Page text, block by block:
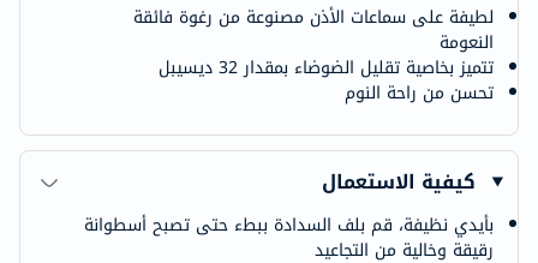
لطيفة على سماعات الأذن مصنوعة من رغوة فائقة
النعومة
تتميز بخاصية تقليل الضوضاء بمقدار 32 ديسيبل
تحسن من راحة النوم
كيفية الاستعمال
بأيدي نظيفة، قم بلف السدادة ببطء حتى تصبح أسطوانة
رقيقة وخالية من التجاعيد